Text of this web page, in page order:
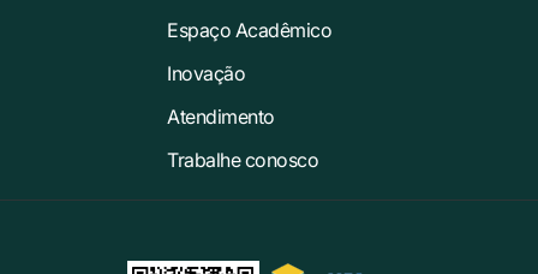
Espaço Acadêmico
Inovação
Atendimento
Trabalhe conosco